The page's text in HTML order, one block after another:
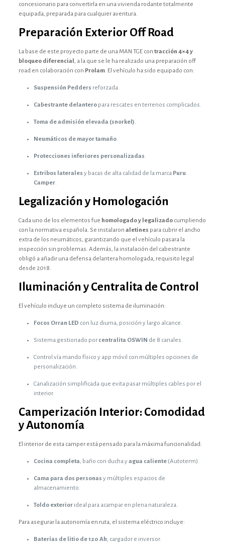
concesionario para convertirla en una vivienda rodante totalmente
equipada, preparada para cualquier aventura.
Preparación Exterior Off Road
La base de este proyecto parte de una MAN TGE con tracción 4×4 y
bloqueo diferencial
, a la que se le ha realizado una preparación off
road en colaboración con Prolam. El vehículo ha sido equipado con:
Suspensión Pedders reforzada.
Cabestrante delanteropara rescates en terrenos complicados.
Toma de admisión elevada (snorkel)
Neumáticos de mayor tamaño.
Protecciones inferiores personalizadas
Estribos laterales y bacas de alta calidad de la marca Puru
Camper.
Legalización y Homologación
Cada uno de los elementos fue homologado y legalizadocumpliendo
con la normativa española. Se instalaron aletines para cubrir el ancho
extra de los neumáticos, garantizando que el vehículo pasara la
inspección sin problemas. Además, la instalación del cabestrante
obligó a añadir una defensa delantera homologada, requisito legal
desde 2018.
Iluminación y Centralita de Control
El vehículo incluye un completo sistema de iluminación:
Focos Orran LED con luz diurna, posición y largo alcance.
Sistema gestionado por centralita OSWIN de 8 canales.
Control vía mando físico y app móvil con múltiples opciones de
personalización.
Canalización simplificada que evita pasar múltiples cables por el
interior.
Camperización Interior: Comodidad
y Autonomía
El interior de esta camper está pensado para la máxima funcionalidad:
Cocina completa , baño con ducha yagua caliente(Autoterm).
Cama para dos personas y múltiples espacios de
almacenamiento.
Toldo exteriorideal para acampar en plena naturaleza.
Para asegurar la autonomía en ruta, el sistema eléctrico incluye:
Baterías de litio de 120 Ah , cargador e inversor.